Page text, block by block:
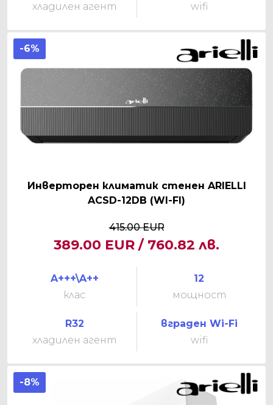
хладилен агент
wifi
-6%
Инверторен климатик стенен ARIELLI
ACSD-12DB (WI-FI)
415.00 EUR
389.00 EUR / 760.82 лв.
A+++\A++
клас
12
мощност
R32
хладилен агент
вграден Wi-Fi
wifi
-8%